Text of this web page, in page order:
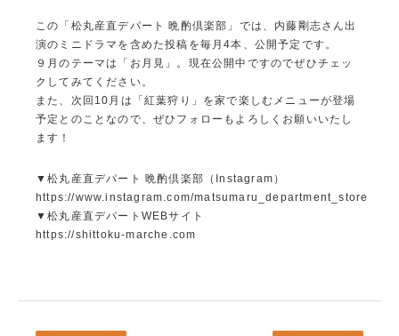
この「松丸産直デパート 晩酌倶楽部」では、内藤剛志さん出
演のミニドラマを含めた投稿を毎月4本、公開予定です。
９月のテーマは「お月見」。現在公開中ですのでぜひチェッ
クしてみてください。
また、次回10月は「紅葉狩り」を家で楽しむメニューが登場
予定とのことなので、ぜひフォローもよろしくお願いいたし
ます！
▼松丸産直デパート 晩酌倶楽部（Instagram）
https://www.instagram.com/matsumaru_department_store
▼松丸産直デパートWEBサイト
https://shittoku-marche.com